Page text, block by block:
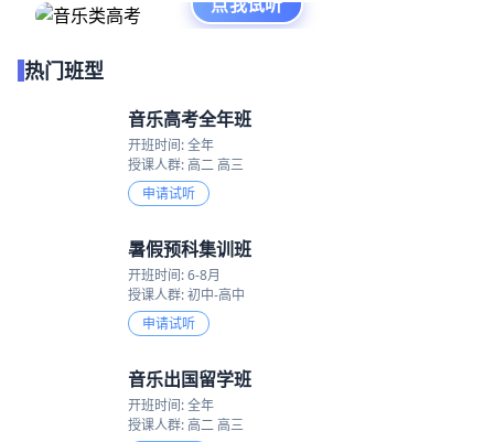
热门班型
音乐高考全年班
开班时间: 全年
授课人群: 高二 高三
申请试听
暑假预科集训班
开班时间: 6-8月
授课人群: 初中-高中
申请试听
音乐出国留学班
开班时间: 全年
授课人群: 高二 高三